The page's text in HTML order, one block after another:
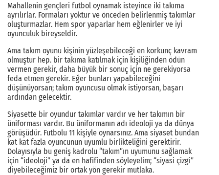
Mahallenin gençleri futbol oynamak isteyince iki takıma
ayrılırlar. Formaları yoktur ve önceden belirlenmiş takımlar
oluşturmazlar. Hem spor yaparlar hem eğlenirler ve iyi
oyunculuk bireyseldir.
Ama takım oyunu kişinin yüzleşebileceği en korkunç kavram
olmuştur hep. bir takıma katılmak için kişiliğinden ödün
vermen gerekir, daha büyük bir sonuç için ne gerekiyorsa
feda etmen gerekir. Eğer bunları yapabileceğini
düşünüyorsan; takım oyuncusu olmak istiyorsan, başarı
ardından gelecektir.
Siyasette bir oyundur takımlar vardır ve her takımın bir
üniforması vardır. Bu üniformanın adı ideoloji ya da dünya
görüşüdür. Futbolu 11 kişiyle oynarsınız. Ama siyaset bundan
kat kat fazla oyuncunun uyumlu birlikteliğini gerektirir.
Dolayısıyla bu geniş kadrolu “takım”ın uyumunu sağlamak
için “ideoloji” ya da en hafifinden söyleyelim; “siyasi çizgi”
diyebileceğimiz bir ortak yön gerekir mutlaka.